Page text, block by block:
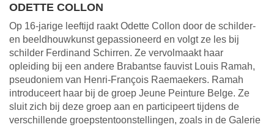
ODETTE COLLON
Op 16-jarige leeftijd raakt Odette Collon door de schilder-
en beeldhouwkunst gepassioneerd en volgt ze les bij
schilder Ferdinand Schirren. Ze vervolmaakt haar
opleiding bij een andere Brabantse fauvist Louis Ramah,
pseudoniem van Henri-François Raemaekers. Ramah
introduceert haar bij de groep Jeune Peinture Belge. Ze
sluit zich bij deze groep aan en participeert tijdens de
verschillende groepstentoonstellingen, zoals in de Galerie